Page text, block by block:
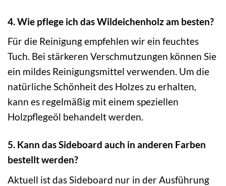
4. Wie pflege ich das Wildeichenholz am besten?
Für die Reinigung empfehlen wir ein feuchtes
Tuch. Bei stärkeren Verschmutzungen können Sie
ein mildes Reinigungsmittel verwenden. Um die
natürliche Schönheit des Holzes zu erhalten,
kann es regelmäßig mit einem speziellen
Holzpflegeöl behandelt werden.
5. Kann das Sideboard auch in anderen Farben
bestellt werden?
Aktuell ist das Sideboard nur in der Ausführung